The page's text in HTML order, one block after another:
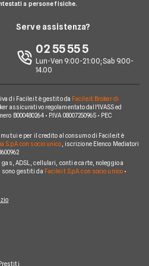
a persone fisiche.
Serve assistenza?
02 55 55 5
Lun-Ven 9:00-21:00; Sab 9.00-
14.00
di Facile.it è gestito da Facile.it Broker di
assicurativo regolamentato dall'IVASS ed
B000480264 • P.IVA 08007250965 • PEC
e per il credito al consumo di Facile.it è
S.p.A. con socio unico , iscrizione Elenco Mediatori
ADSL, cellulari, conti e carte, noleggio a
sono gestiti da Facile.it S.p.A. con socio unico•